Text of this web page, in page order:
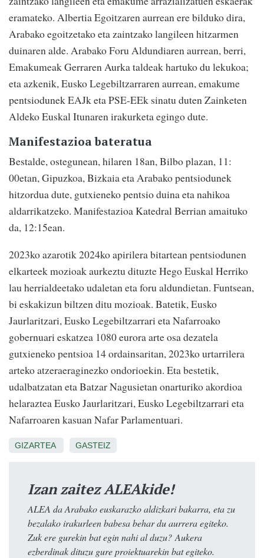
eramateko. Albertia Egoitzaren aurrean ere bilduko dira,
Arabako egoitzetako eta zaintzako langileen hitzarmen
duinaren alde. Arabako Foru Aldundiaren aurrean, berri,
Emakumeak Gerraren Aurka taldeak hartuko du lekukoa;
eta azkenik, Eusko Legebiltzarraren aurrean, emakume
pentsiodunek EAJk eta PSE-EEk sinatu duten Zainketen
Aldeko Euskal Itunaren irakurketa egingo dute.
Manifestazioa bateratua
Bestalde, ostegunean, hilaren 18an, Bilbo plazan, 11:
00etan, Gipuzkoa, Bizkaia eta Arabako pentsiodunek
hitzordua dute, gutxieneko pentsio duina eta nahikoa
aldarrikatzeko. Manifestazioa Katedral Berrian amaituko
da, 12:15ean.
2023ko azarotik 2024ko apirilera bitartean pentsiodunen
elkarteek mozioak aurkeztu dituzte Hego Euskal Herriko
lau herrialdeetako udaletan eta foru aldundietan. Funtsean,
bi eskakizun biltzen ditu mozioak. Batetik, Eusko
Jaurlaritzari, Eusko Legebiltzarrari eta Nafarroako
gobernuari eskatzea 1080 eurora arte osa dezatela
gutxieneko pentsioa 14 ordainsaritan, 2023ko urtarrilera
arteko atzeraeraginezko ondorioekin. Eta bestetik,
udalbatzatan eta Batzar Nagusietan onarturiko akordioa
helaraztea Eusko Jaurlaritzari, Eusko Legebiltzarrari eta
Nafarroaren kasuan Nafar Parlamentuari.
GIZARTEA GASTEIZ
Izan zaitez ALEAkide!
ALEA da Arabako euskarazko aldizkari bakarra, eta zu
bezalako irakurleen babesa behar du aurrera egiteko.
Zuk ere gurekin bat egin nahi al duzu? Aukera
ezberdinak dituzu gure proiektuarekin bat egiteko.